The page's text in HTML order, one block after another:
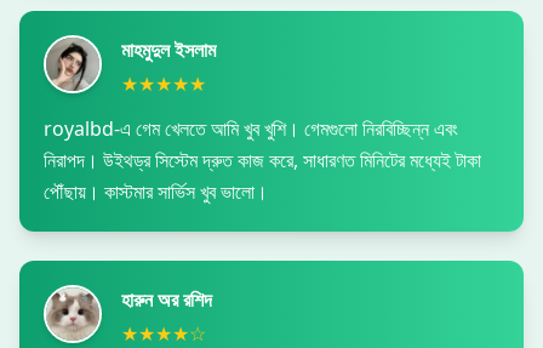
মাহমুদুল ইসলাম
★★★★★
royalbd-এ গেম খেলতে আমি খুব খুশি। গেমগুলো নিরবিচ্ছিন্ন এবং
নিরাপদ। উইথড্র সিস্টেম দ্রুত কাজ করে, সাধারণত মিনিটের মধ্যেই টাকা
পৌঁছায়। কাস্টমার সার্ভিস খুব ভালো।
হারুন অর রশিদ
★★★★☆